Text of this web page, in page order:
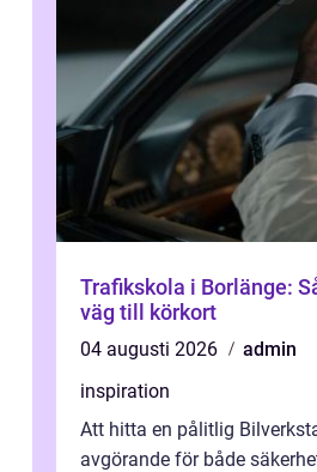
Trafikskola i Borlänge:
väg till körkort
04 augusti 2026
admin
inspiration
Att hitta en pålitlig
avgörande för både